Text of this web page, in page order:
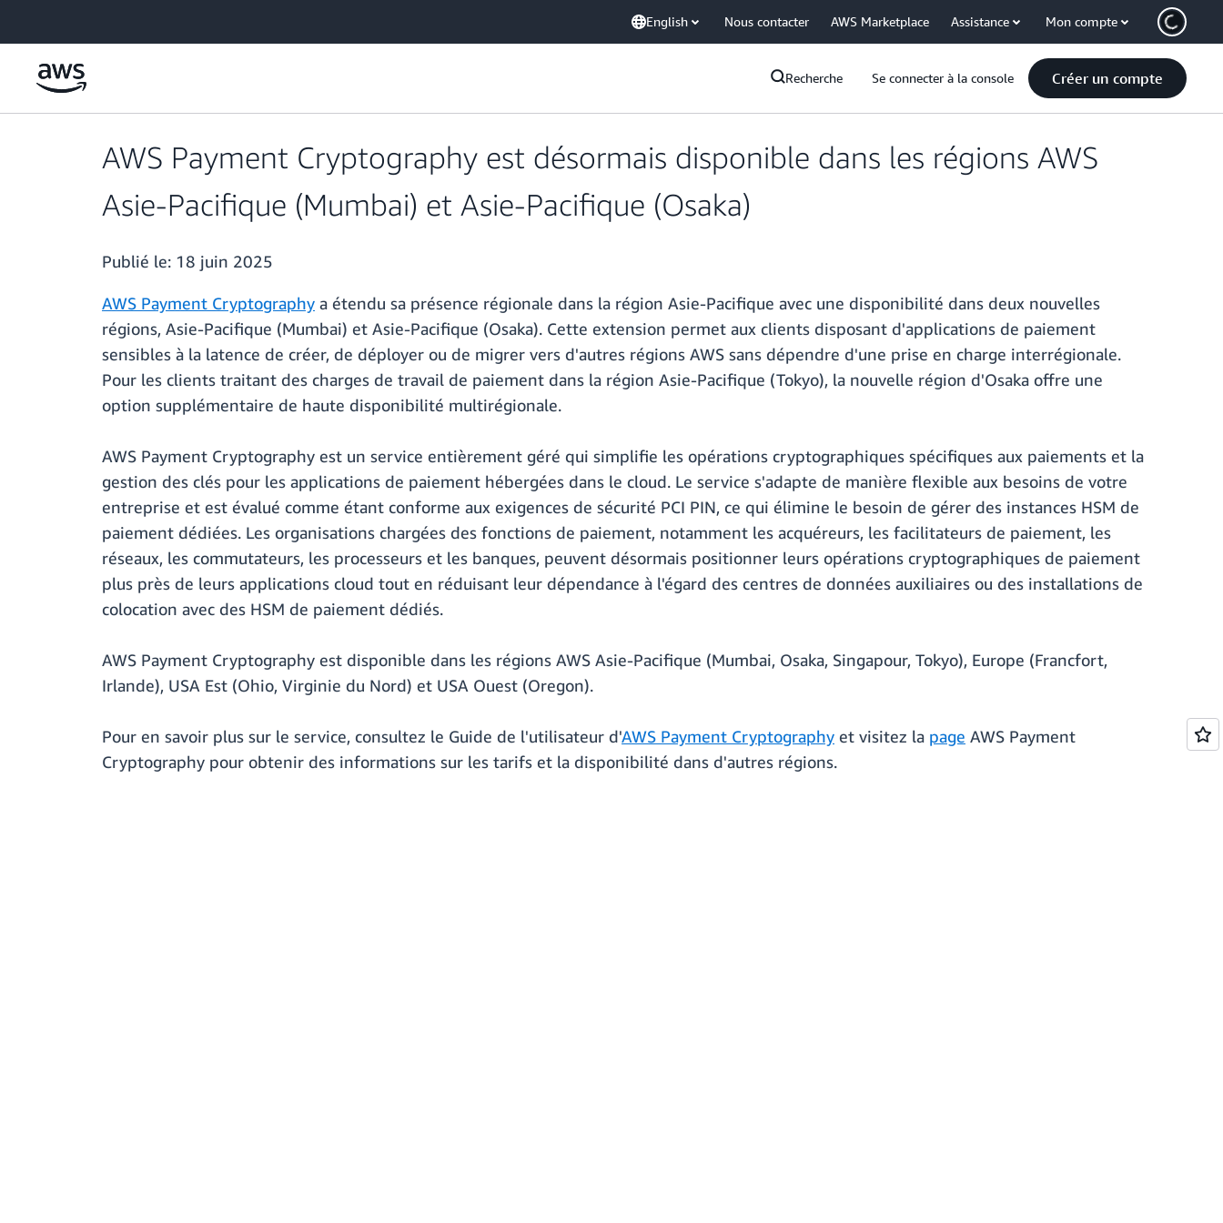
English Nous contacter AWS Marketplace Assistance Mon compte
Recherche Se connecter à la console Créer un compte
AWS Payment Cryptography est désormais disponible dans les régions AWS
Asie-Pacifique (Mumbai) et Asie-Pacifique (Osaka)
Publié le: 18 juin 2025
AWS Payment Cryptography a étendu sa présence régionale dans la région Asie-Pacifique avec une disponibilité dans deux nouvelles
régions, Asie-Pacifique (Mumbai) et Asie-Pacifique (Osaka). Cette extension permet aux clients disposant d'applications de paiement
sensibles à la latence de créer, de déployer ou de migrer vers d'autres régions AWS sans dépendre d'une prise en charge interrégionale.
Pour les clients traitant des charges de travail de paiement dans la région Asie-Pacifique (Tokyo), la nouvelle région d'Osaka offre une
option supplémentaire de haute disponibilité multirégionale.
AWS Payment Cryptography est un service entièrement géré qui simplifie les opérations cryptographiques spécifiques aux paiements et la
gestion des clés pour les applications de paiement hébergées dans le cloud. Le service s'adapte de manière flexible aux besoins de votre
entreprise et est évalué comme étant conforme aux exigences de sécurité PCI PIN, ce qui élimine le besoin de gérer des instances HSM de
paiement dédiées. Les organisations chargées des fonctions de paiement, notamment les acquéreurs, les facilitateurs de paiement, les
réseaux, les commutateurs, les processeurs et les banques, peuvent désormais positionner leurs opérations cryptographiques de paiement
plus près de leurs applications cloud tout en réduisant leur dépendance à l'égard des centres de données auxiliaires ou des installations de
colocation avec des HSM de paiement dédiés.
AWS Payment Cryptography est disponible dans les régions AWS Asie-Pacifique (Mumbai, Osaka, Singapour, Tokyo), Europe (Francfort,
Irlande), USA Est (Ohio, Virginie du Nord) et USA Ouest (Oregon).
Pour en savoir plus sur le service, consultez le Guide de l'utilisateur d'AWS Payment Cryptography et visitez la page AWS Payment
Cryptography pour obtenir des informations sur les tarifs et la disponibilité dans d'autres régions.